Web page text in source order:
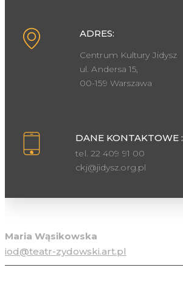
ADRES:
Centrum Kultury Jidysz
ul. Andersa 15,
00-159 Warszawa
DANE KONTAKTOWE :
tel. 22 409 91 00
ckj@jidysz.org.pl
Maria Wąsikowska
iod@teatr-zydowski.art.pl